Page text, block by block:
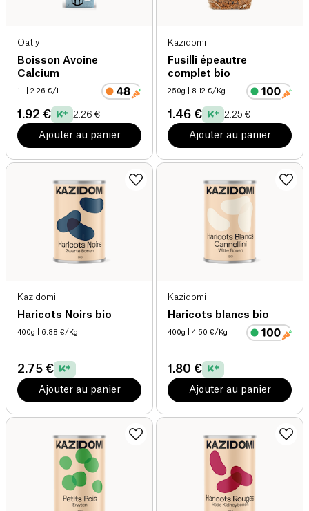
Oatly
Boisson Avoine
Calcium
1L | 2.26 €/L
1.92 € 2.26 €
Ajouter au panier
Kazidomi
Fusilli épeautre
complet bio
250g | 8.12 €/Kg
1.46 € 2.25 €
Ajouter au panier
Kazidomi
Haricots Noirs bio
400g | 6.88 €/Kg
2.75 €
Ajouter au panier
Kazidomi
Haricots blancs bio
400g | 4.50 €/Kg
1.80 €
Ajouter au panier